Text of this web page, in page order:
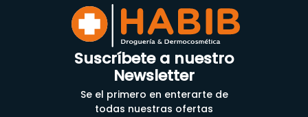
Suscríbete a nuestro
Newsletter
Se el primero en enterarte de
todas nuestras ofertas